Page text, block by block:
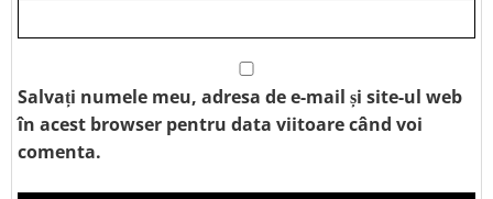
Salvați numele meu, adresa de e-mail și site-ul web
în acest browser pentru data viitoare când voi
comenta.